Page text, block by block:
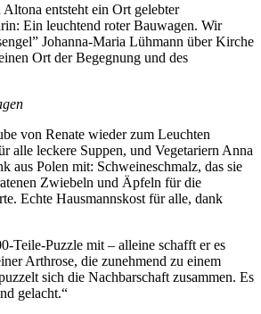
entsteht ein Ort gelebter
Ein leuchtend roter Bauwagen. Wir
Johanna-Maria Lühmann über Kirche
Ort der Begegnung und des
von Renate wieder zum Leuchten
alle leckere Suppen, und Vegetariern Anna
aus Polen mit: Schweineschmalz, das sie
Zwiebeln und Äpfeln für die
Echte Hausmannskost für alle, dank
Teile-Puzzle mit – alleine schafft er es
Arthrose, die zunehmend zu einem
sich die Nachbarschaft zusammen. Es
gelacht.“